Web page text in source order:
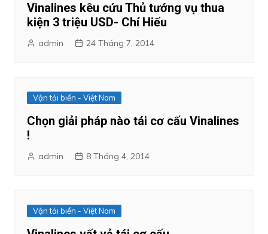
Vinalines kêu cứu Thủ tướng vụ thua
kiện 3 triệu USD- Chí Hiếu
admin 24 Tháng 7, 2014
Vận tải biển - Việt Nam
Chọn giải pháp nào tái cơ cấu Vinalines
!
admin 8 Tháng 4, 2014
Vận tải biển - Việt Nam